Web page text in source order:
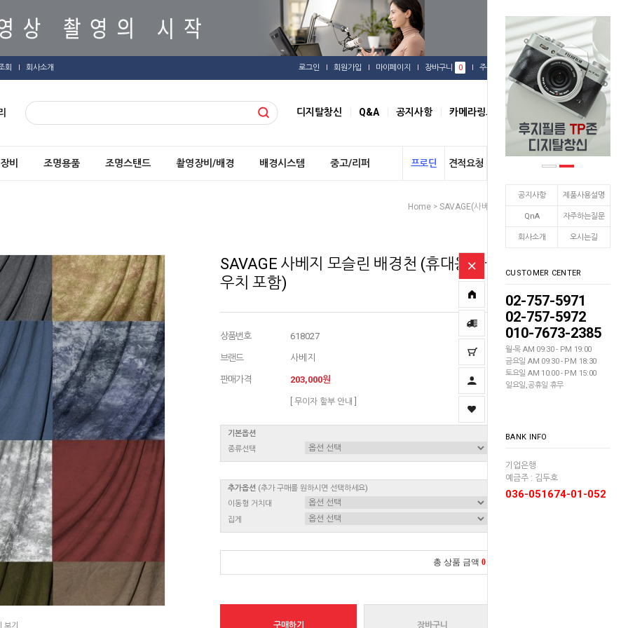
공지사항 제품사용설명
QnA 자주하는질문
회사소개 오시는길
CUSTOMER CENTER
02-757-5971
02-757-5972
010-7673-2385
월-목 AM 09:30 - PM 19:00
금요일 AM 09:30 - PM 18:30
토요일 AM 10:00 - PM 15:00
일요일,공휴일 휴무
BANK INFO
기업은행
예금주 : 김두호
036-051674-01-052
회 회사소개 로그인 회원가입 마이페이지 장바구니 0 주문배송 관심상품
디지탈창신 Q&A 공지사항 카메라링크
비 조명용품 조명스탠드 촬영장비/배경 배경시스템 중고/리퍼 프로딘 견적요청
Home > SAVAGE(사베지)
보기
SAVAGE 사베지 모슬린 배경천 (휴대용 파
우치 포함)
상품번호 618027
브랜드 사베지
판매가격 203,000원
[ 무이자 할부 안내 ]
기본옵션
종류선택
추가옵션 (추가 구매를 원하시면 선택하세요)
이동형 거치대
집게
총 상품 금액 0
구매하기 장바구니